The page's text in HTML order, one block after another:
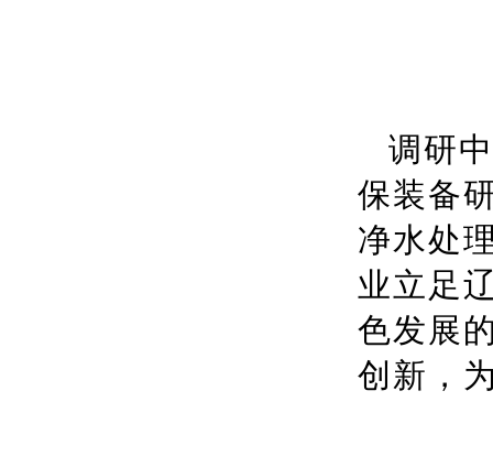
调研
保装备
净水处
业立足
色发展
创新，